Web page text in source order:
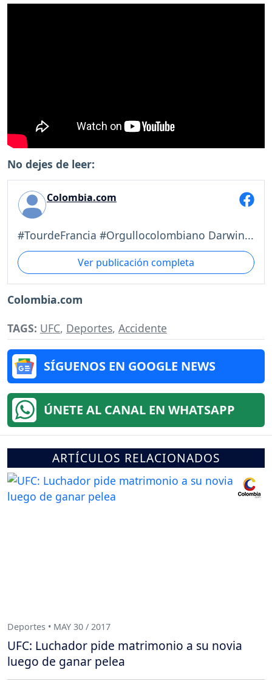
No dejes de leer:
Colombia.com
#TourdeFrancia #Orgullocolombiano Darwin...
Ver publicación completa
Colombia.com
TAGS: UFC, Deportes, Accidente
SÍGUENOS EN GOOGLE NEWS
ÚNETE AL CANAL EN WHATSAPP
ARTÍCULOS RELACIONADOS
Deportes • MAY 30 / 2017
UFC: Luchador pide matrimonio a su novia
luego de ganar pelea